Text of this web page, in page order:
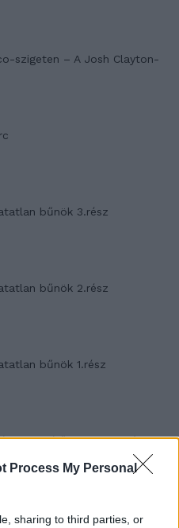
Process My Personal
sharing to third parties, or
szigeten – A Josh Clayton-
bűnök 3.rész
bűnök 2.rész
bűnök 1.rész
a túlélő Franciaország